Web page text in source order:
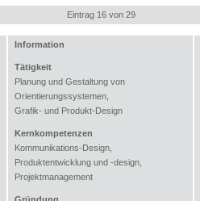
Eintrag 16 von 29
Information
Tätigkeit
Planung und Gestaltung von
Orientierungssystemen,
Grafik- und Produkt-Design
Kernkompetenzen
Kommunikations-Design,
Produktentwicklung und -design,
Projektmanagement